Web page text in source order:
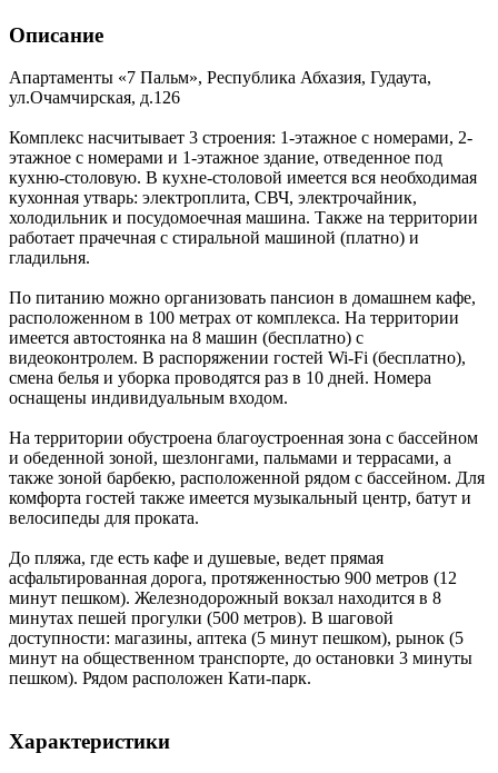
Описание
Апартаменты «7 Пальм», Республика Абхазия, Гудаута,
ул.Очамчирская, д.126
Комплекс насчитывает 3 строения: 1-этажное с номерами, 2-
этажное с номерами и 1-этажное здание, отведенное под
кухню-столовую. В кухне-столовой имеется вся необходимая
кухонная утварь: электроплита, СВЧ, электрочайник,
холодильник и посудомоечная машина. Также на территории
работает прачечная с стиральной машиной (платно) и
гладильня.
По питанию можно организовать пансион в домашнем кафе,
расположенном в 100 метрах от комплекса. На территории
имеется автостоянка на 8 машин (бесплатно) с
видеоконтролем. В распоряжении гостей Wi-Fi (бесплатно),
смена белья и уборка проводятся раз в 10 дней. Номера
оснащены индивидуальным входом.
На территории обустроена благоустроенная зона с бассейном
и обеденной зоной, шезлонгами, пальмами и террасами, а
также зоной барбекю, расположенной рядом с бассейном. Для
комфорта гостей также имеется музыкальный центр, батут и
велосипеды для проката.
До пляжа, где есть кафе и душевые, ведет прямая
асфальтированная дорога, протяженностью 900 метров (12
минут пешком). Железнодорожный вокзал находится в 8
минутах пешей прогулки (500 метров). В шаговой
доступности: магазины, аптека (5 минут пешком), рынок (5
минут на общественном транспорте, до остановки 3 минуты
пешком). Рядом расположен Кати-парк.
Характеристики